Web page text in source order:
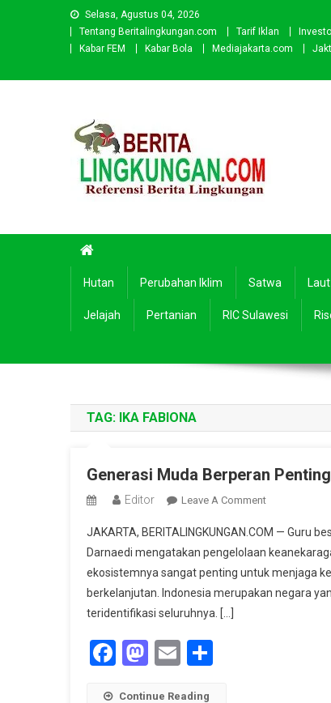
Selasa, Agustus 04, 2026
Tentang Beritalingkungan.com
Tarif Iklan
Kabar FEM
Kabar Bola Mediajakarta.com
Hutan Perubahan Iklim Satwa Laut
Jelajah Pertanian RIC Sulawesi
TAG: IKA FABIONA
Generasi Muda Berperan
Editor Leave A CommentOn
Muda
Berperan
Penting
Menjaga
JAKARTA, BERITALINGKUNGAN.COM — Guru
Darnaedi mengatakan pengelolaan
ekosistemnya sangat penting untuk menjaga
berkelanjutan. Indonesia merupakan negara
teridentifikasi seluruhnya. […]
Facebook
Mastodon
Email
Continue Reading